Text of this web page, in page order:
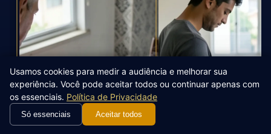
Brazil Civil Law vs Common
Law: Key Differences 2026
Usamos cookies para medir a audiência e melhorar sua
experiência. Você pode aceitar todos ou continuar apenas com
os essenciais. Política de Privacidade
Só essenciais Aceitar todos